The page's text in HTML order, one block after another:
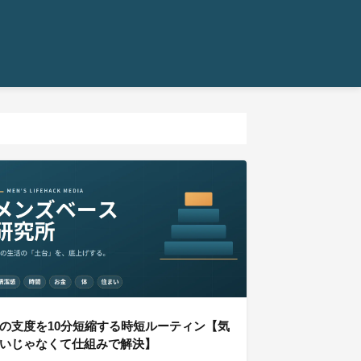
支度を10分短縮する時短ルーティン【気
じゃなくて仕組みで解決】